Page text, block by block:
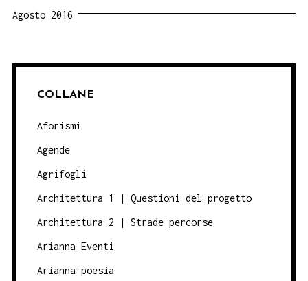
Agosto 2016
COLLANE
Aforismi
Agende
Agrifogli
Architettura 1 | Questioni del progetto
Architettura 2 | Strade percorse
Arianna Eventi
Arianna poesia